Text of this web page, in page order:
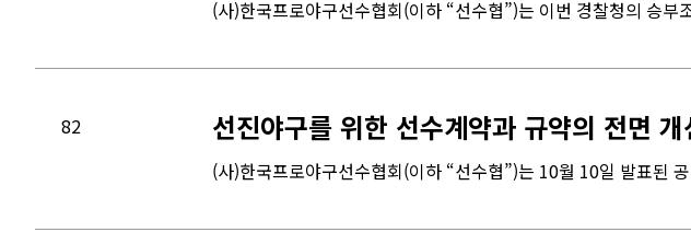
(사)한국프로야구선수협회(이하 “선수협”)는 이번 경찰청의 승
82 선진야구를 위한 선수계약과 규약의 전면
(사)한국프로야구선수협회(이하 “선수협”)는 10월 10일 발표된